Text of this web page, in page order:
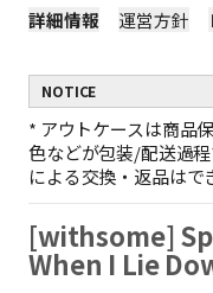
ZeroX商品と他の商品を
品にのみかかります。
（ZeroX商品には送料が
2 ZeroX商品だけを購入
ZeroX商品だけをご購入
小送料のみがかかります
例：ZeroX 1個の送料 =
3ZeroX商品だけで
なります。
1回の注文でZeroX商品
詳細情報 運営方針
NOTICE
* アウトケースは商品
色などが包装/配送過
による交換・返品はで
[withsome]
When I Lie